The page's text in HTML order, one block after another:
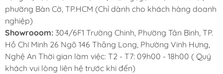
phường Bàn Cờ, TP.HCM (Chỉ dành cho khách hàng doanh
nghiệp)
Showrooom: 304/6F1 Trường Chinh, Phường Tân Bình, TP.
Hồ Chí Minh 26 Ngõ 146 Thăng Long, Phường Vinh Hưng,
Nghệ An Thời gian làm việc: T2 - T7: 09h00 - 18h00 ( Quý
khách vui lòng liên hệ trước khi đến)